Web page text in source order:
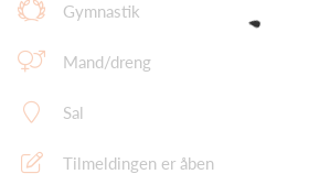
Gymnastik
Mand/dreng
Sal
Tilmeldingen er åben